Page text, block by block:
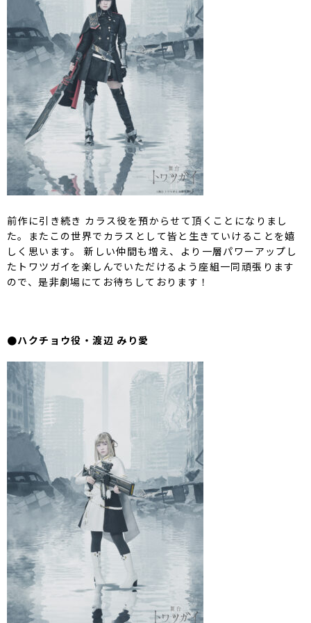
前作に引き続き カラス役を預からせて頂くことになりまし
た。またこの世界でカラスとして皆と生きていけることを嬉
しく思います。 新しい仲間も増え、より一層パワーアップし
たトワツガイを楽しんでいただけるよう座組一同頑張ります
ので、是非劇場にてお待ちしております！
●ハクチョウ役・渡辺 みり愛